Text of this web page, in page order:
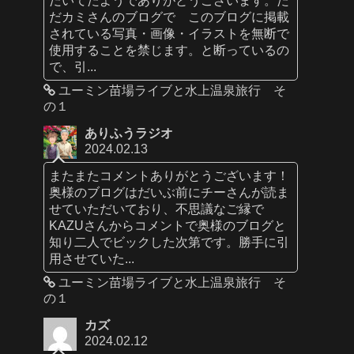
だカミさんのブログで このブログに掲載
されている写真・画像・イラストを無断で
使用することを禁じます。と断っているの
で、引...
ユーミン苗場ライブと水上温泉旅行 そ
の１
ありふうラジオ
2024.02.13
またまたコメントありがとうございます！
奥様のブログはだいぶ前にチーさんが読ま
せていただいており、不思議なご縁で
KAZUさんからコメントで奥様のブログと
知り二人でビックした次第です。勝手に引
用させていた...
ユーミン苗場ライブと水上温泉旅行 そ
の１
カズ
2024.02.12